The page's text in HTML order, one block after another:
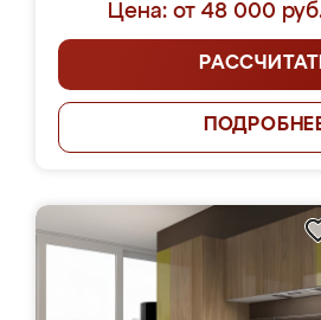
Цена: от 48 000